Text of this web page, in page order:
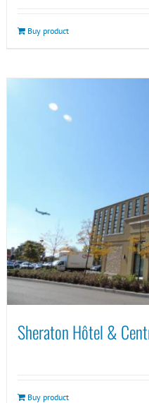
Buy product
Sheraton Hôtel &
Buy product